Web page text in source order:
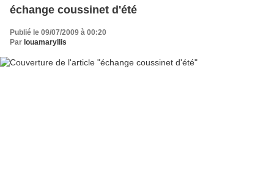
échange coussinet d'été
Publié le 09/07/2009 à 00:20
Par louamaryllis